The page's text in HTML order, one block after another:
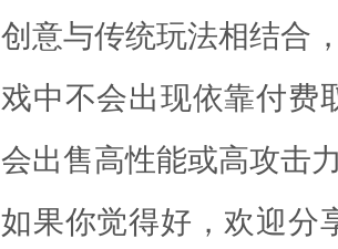
创意与传统玩法相结合
戏中不会出现依靠付费
会出售高性能或高攻击力
如果你觉得好，欢迎分